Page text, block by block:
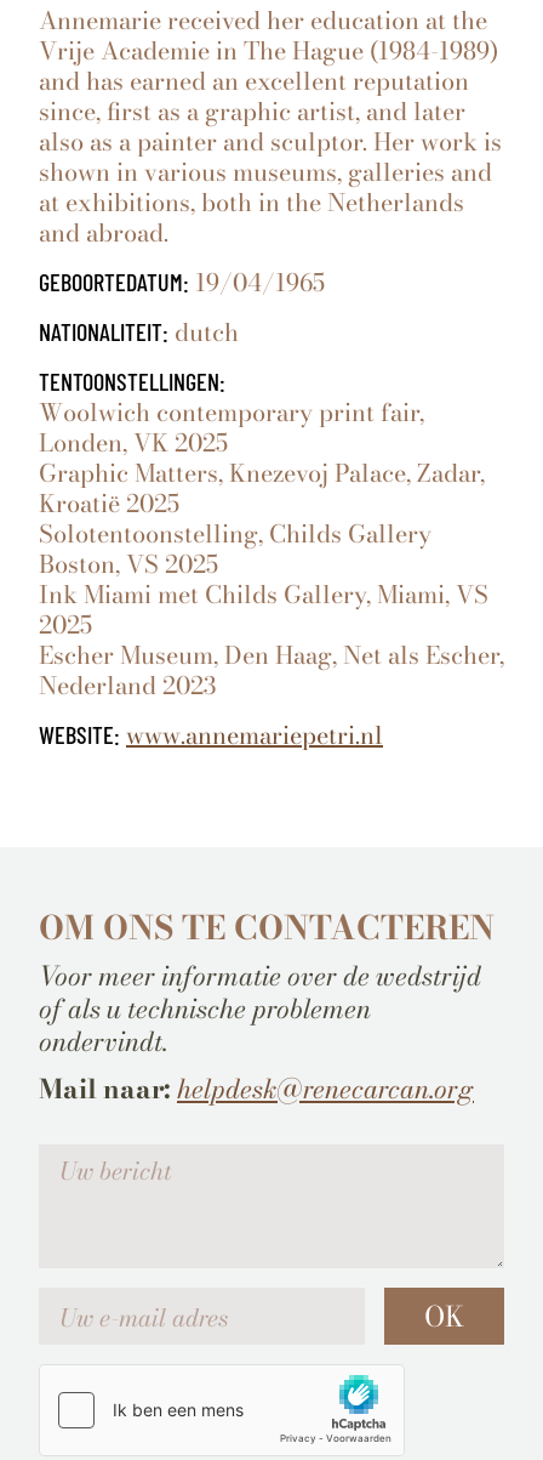
Annemarie received her education at the
Vrije Academie in The Hague (1984-1989)
and has earned an excellent reputation
since, first as a graphic artist, and later
also as a painter and sculptor. Her work is
shown in various museums, galleries and
at exhibitions, both in the Netherlands
and abroad.
GEBOORTEDATUM: 19/04/1965
NATIONALITEIT: dutch
TENTOONSTELLINGEN:
Woolwich contemporary print fair,
Londen, VK 2025
Graphic Matters, Knezevoj Palace, Zadar,
Kroatië 2025
Solotentoonstelling, Childs Gallery
Boston, VS 2025
Ink Miami met Childs Gallery, Miami, VS
2025
Escher Museum, Den Haag, Net als Escher,
Nederland 2023
WEBSITE: www.annemariepetri.nl
OM ONS TE CONTACTEREN
Voor meer informatie over de wedstrijd
of als u technische problemen
ondervindt.
Mail naar:helpdesk@renecarcan.org
Votre message
OK